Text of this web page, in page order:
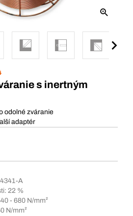
s inertným
odolné zváranie
adaptér
A
22 %
- 680 N/mm²
N/mm²